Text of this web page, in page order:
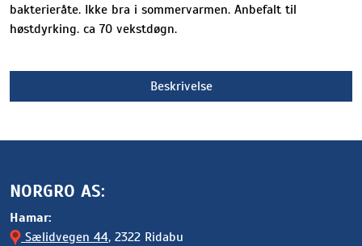
bakterieråte. Ikke bra i sommervarmen. Anbefalt til
høstdyrking. ca 70 vekstdøgn.
Beskrivelse
NORGRO AS:
Hamar:
Sælidvegen 44, 2322 Ridabu